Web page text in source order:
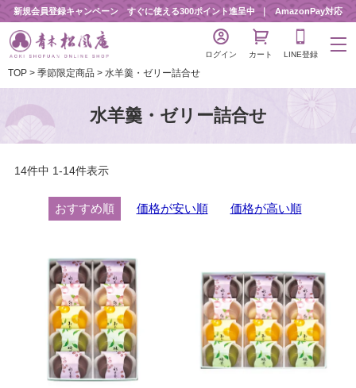
新規会員登録キャンペーン すぐに使える300ポイント進呈中 AmazonPay対応
ログイン カート LINE登録
TOP 季節限定商品 水羊羹・ゼリー詰合せ
水羊羹・ゼリー詰合せ
おすすめ順 価格が安い順 価格が高い順
14件中 1-14件表示